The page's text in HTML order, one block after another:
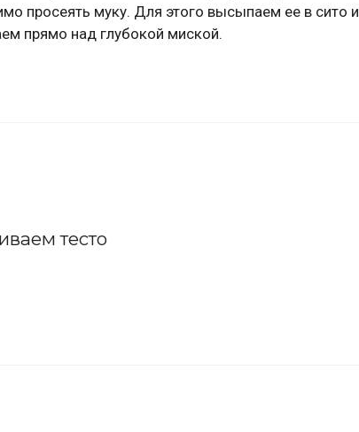
просеять муку. Для этого высыпаем ее в сито и
прямо над глубокой миской.
тесто